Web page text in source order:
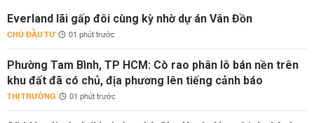
Everland lãi gấp đôi cùng kỳ nhờ dự án Vân Đồn
CHỦ ĐẦU TƯ 01 phút trước
Phường Tam Bình, TP HCM: Cò rao phân lô bán nền trên
khu đất đã có chủ, địa phương lên tiếng cảnh báo
THỊ TRƯỜNG 01 phút trước